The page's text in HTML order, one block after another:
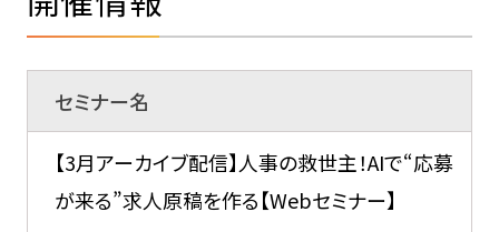
セミナー名
【3月アーカイブ配信】人事の救世主！AIで“応募
が来る”求人原稿を作る【Webセミナー】